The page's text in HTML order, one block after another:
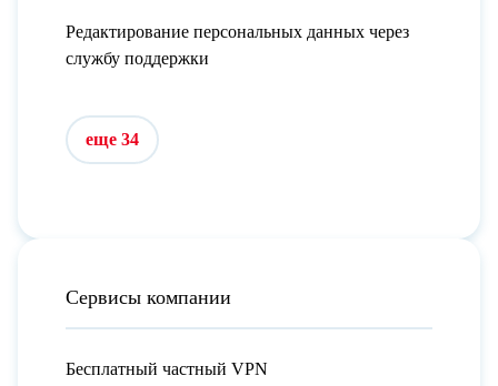
Редактирование персональных данных через
службу поддержки
еще 34
Сервисы компании
Бесплатный частный VPN